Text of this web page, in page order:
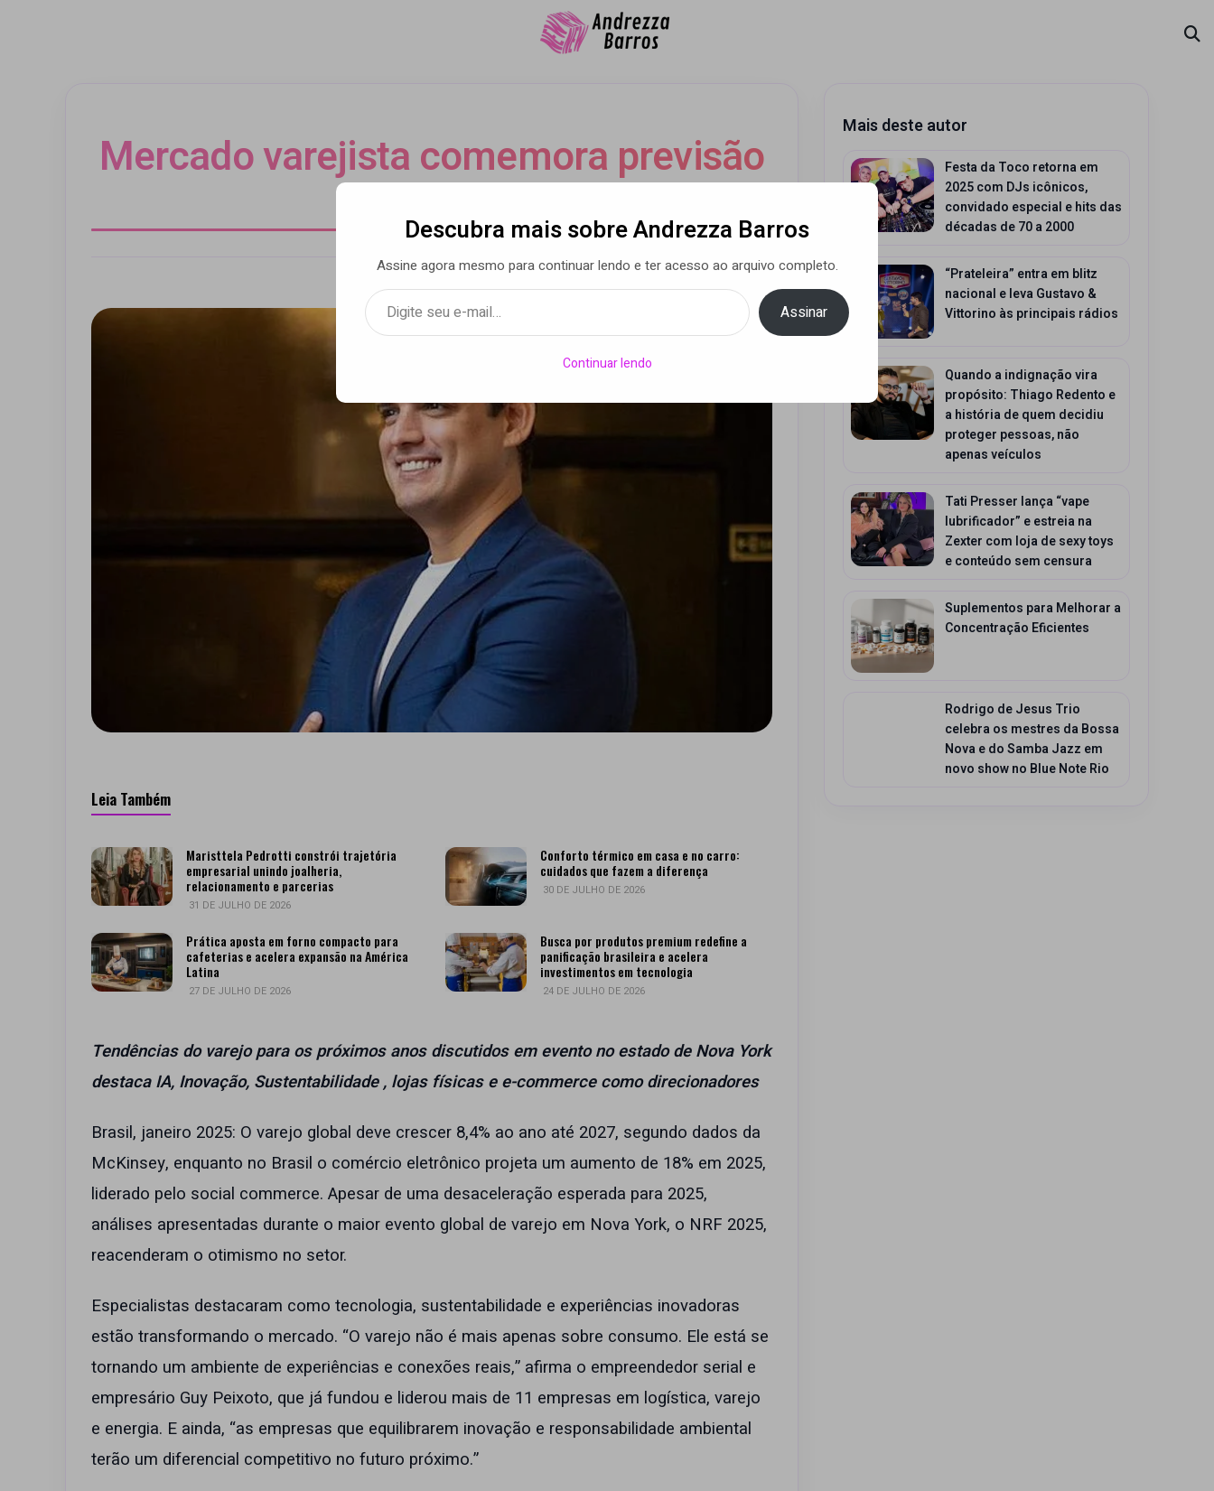
Mercado varejista comemora previsão
Por Luca Moreira • 16 jan 2025
Leia Também
Maristtela Pedrotti constrói trajetória
empresarial unindo joalheria,
relacionamento e parcerias
31 DE JULHO DE 2026
Conforto térmico em casa e no carro:
cuidados que fazem a diferença
30 DE JULHO DE 2026
Prática aposta em forno compacto para
cafeterias e acelera expansão na América
Latina
27 DE JULHO DE 2026
Busca por produtos premium redefine a
panificação brasileira e acelera
investimentos em tecnologia
24 DE JULHO DE 2026
Tendências do varejo para os próximos anos discutidos em evento no estado de Nova York
destaca IA, Inovação, Sustentabilidade , lojas físicas e e-commerce como direcionadores
Brasil, janeiro 2025: O varejo global deve crescer 8,4% ao ano até 2027, segundo dados da
McKinsey, enquanto no Brasil o comércio eletrônico projeta um aumento de 18% em 2025,
liderado pelo social commerce. Apesar de uma desaceleração esperada para 2025,
análises apresentadas durante o maior evento global de varejo em Nova York, o NRF 2025,
reacenderam o otimismo no setor.
Especialistas destacaram como tecnologia, sustentabilidade e experiências inovadoras
estão transformando o mercado. “O varejo não é mais apenas sobre consumo. Ele está se
tornando um ambiente de experiências e conexões reais,” afirma o empreendedor serial e
empresário Guy Peixoto, que já fundou e liderou mais de 11 empresas em logística, varejo
e energia. E ainda, “as empresas que equilibrarem inovação e responsabilidade ambiental
terão um diferencial competitivo no futuro próximo.”
Mais deste autor
Festa da Toco retorna em
2025 com DJs icônicos,
convidado especial e hits das
décadas de 70 a 2000
“Prateleira” entra em blitz
nacional e leva Gustavo &
Vittorino às principais rádios
Quando a indignação vira
propósito: Thiago Redento e
a história de quem decidiu
proteger pessoas, não
apenas veículos
Tati Presser lança “vape
lubrificador” e estreia na
Zexter com loja de sexy toys
e conteúdo sem censura
Suplementos para Melhorar a
Concentração Eficientes
Rodrigo de Jesus Trio
celebra os mestres da Bossa
Nova e do Samba Jazz em
novo show no Blue Note Rio
Descubra mais sobre Andrezza Barros
Assine agora mesmo para continuar lendo e ter acesso ao arquivo completo.
Digite seu e-mail…
Assinar
Continuar lendo